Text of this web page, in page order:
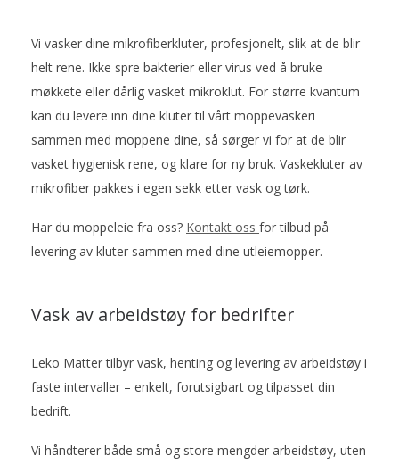
Vi vasker dine mikrofiberkluter, profesjonelt, slik at de blir
helt rene. Ikke spre bakterier eller virus ved å bruke
møkkete eller dårlig vasket mikroklut. For større kvantum
kan du levere inn dine kluter til vårt moppevaskeri
sammen med moppene dine, så sørger vi for at de blir
vasket hygienisk rene, og klare for ny bruk. Vaskekluter av
mikrofiber pakkes i egen sekk etter vask og tørk.
Har du moppeleie fra oss? Kontakt oss for tilbud på
levering av kluter sammen med dine utleiemopper.
Vask av arbeidstøy for bedrifter
Leko Matter tilbyr vask, henting og levering av arbeidstøy i
faste intervaller – enkelt, forutsigbart og tilpasset din
bedrift.
Vi håndterer både små og store mengder arbeidstøy, uten